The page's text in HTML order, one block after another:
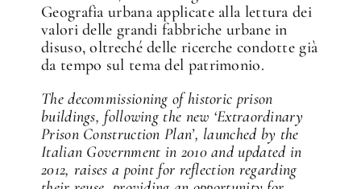
Geografia urbana applicate alla lettura dei
valori delle grandi fabbriche urbane in
disuso, oltreché delle ricerche condotte già
da tempo sul tema del patrimonio.
The decommissioning of historic prison
buildings, following the new ‘Extraordinary
Prison Construction Plan’, launched by the
Italian Government in 2010 and updated in
2012, raises a point for reflection regarding